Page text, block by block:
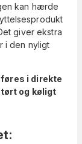
kan hærde
giver ekstra
i den nyligt
i direkte
og køligt
: